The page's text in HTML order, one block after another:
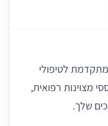
לטיפולי
מצוינות רפואית,
שלך.